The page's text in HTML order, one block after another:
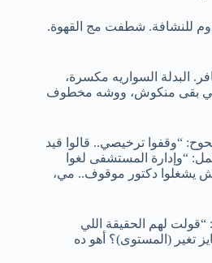
للنشافة. شطفت مج القهوة.
البدلة السواريه مكسرة،
بقى منكوش، ووشه مخطوف
“وقفوا ترخيصي.. قالوا قيد
“وإدارة المستشفى لغوا
يشغلوا دكتور موقوف.. مي،
لهم الحقيقة اللي
تغير (المستوى)؟ أهو ده